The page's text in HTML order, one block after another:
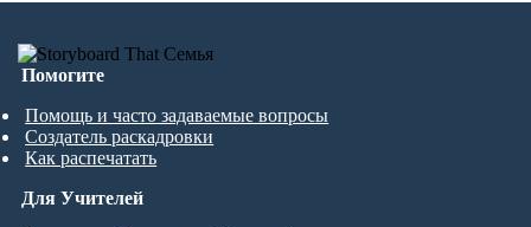
Помогите
Помощь и часто задаваемые вопросы
Создатель раскадровки
Как распечатать
Для Учителей